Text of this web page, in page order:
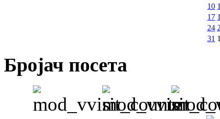
10
17
24
31
Бројач посета